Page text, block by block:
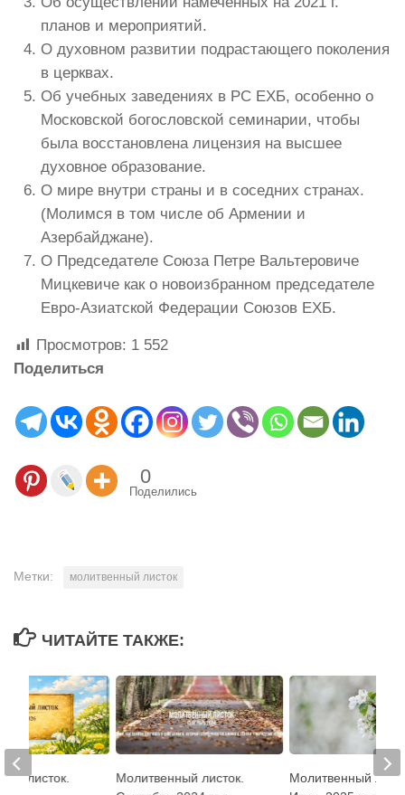
планов и мероприятий.
О духовном развитии подрастающего поколения
в церквах.
Об учебных заведениях в РС ЕХБ, особенно о
Московской богословской семинарии, чтобы
была восстановлена лицензия на высшее
духовное образование.
О мире внутри страны и в соседних странах.
(Молимся в том числе об Армении и
Азербайджане).
О Председателе Союза Петре Вальтеровиче
Мицкевиче как о новоизбранном председателе
Евро-Азиатской Федерации Союзов ЕХБ.
Просмотров: 1 552
Поделиться
0
Поделились
Метки: молитвенный листок
ЧИТАЙТЕ ТАКЖЕ:
Молитвенный листок.
Молитвенный
листок.